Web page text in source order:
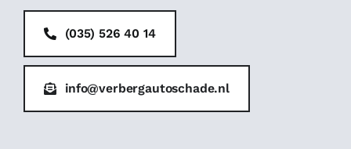
(035) 526 40 14
info@verbergautoschade.nl